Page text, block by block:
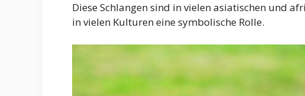
Diese Schlangen sind in vielen asiatischen und
in vielen Kulturen eine symbolische Rolle.